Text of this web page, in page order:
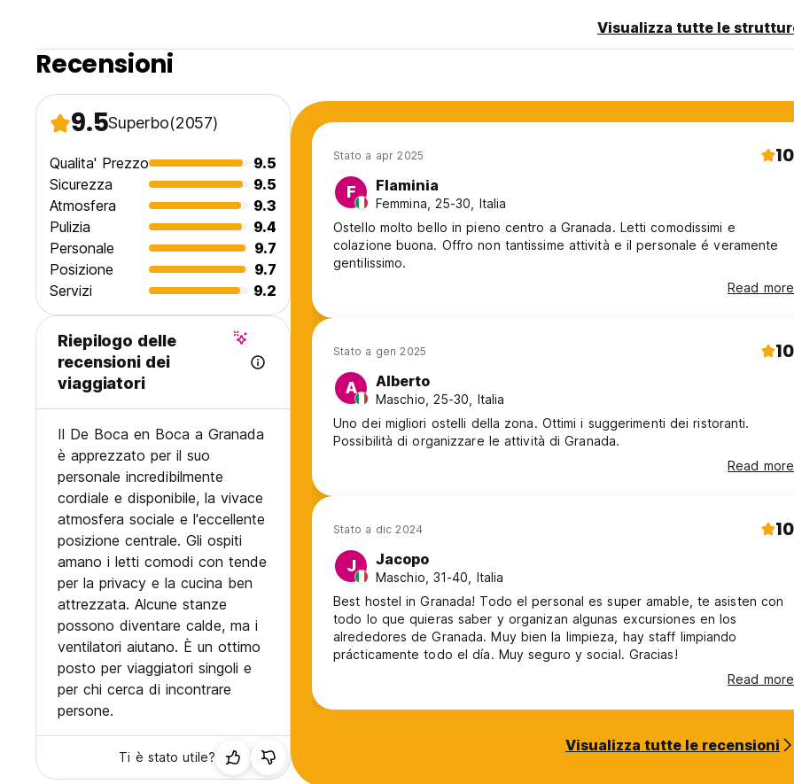
Carta di credito non accettata
Tasse non incluse - 15,00%.
Politica di cancellazione: 24 ore prima dell'arrivo.
Colazione inclusa.
Nessun coprifuoco.
Il check-in è possibile dalle 13:00 fino a tarda notte/prima mattina su prenotazione.
se non si ha una prenotazione è chiuso
tra le 22:00 e le 7:00. (Auto-translated from original language)
Visualizza tutte le
Recensioni
9.5Superbo(2057)
Qualita' Prezzo
9.5
Sicurezza
9.5
Atmosfera
9.3
Pulizia
9.4
Personale
9.7
Posizione
9.7
Servizi
9.2
Riepilogo delle
recensioni dei
viaggiatori
Il De Boca en Boca a Granada
è apprezzato per il suo
personale incredibilmente
cordiale e disponibile, la vivace
atmosfera sociale e l'eccellente
posizione centrale. Gli ospiti
amano i letti comodi con tende
per la privacy e la cucina ben
attrezzata. Alcune stanze
possono diventare calde, ma i
ventilatori aiutano. È un ottimo
posto per viaggiatori singoli e
per chi cerca di incontrare
persone.
Ti è stato utile?
Stato a apr 2025 10
F Flaminia
Femmina, 25-30, Italia
Ostello molto bello in pieno centro a Granada. Letti comodissimi e
colazione buona. Offro non tantissime attività e il personale é veramente
gentilissimo.
Read more
Stato a gen 2025 10
A Alberto
Maschio, 25-30, Italia
Uno dei migliori ostelli della zona. Ottimi i suggerimenti dei ristoranti.
Possibilità di organizzare le attività di Granada.
Read more
Stato a dic 2024 10
J Jacopo
Maschio, 31-40, Italia
Best hostel in Granada! Todo el personal es super amable, te asisten con
todo lo que quieras saber y organizan algunas excursiones en los
alrededores de Granada. Muy bien la limpieza, hay staff limpiando
prácticamente todo el día. Muy seguro y social. Gracias!
Read more
Visualizza tutte le recensioni